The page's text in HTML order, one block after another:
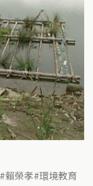
賴榮孝 環境教育